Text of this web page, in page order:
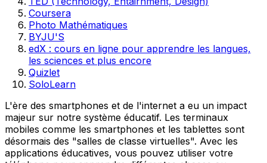
Coursera
Photo Mathématiques
BYJU'S
edX : cours en ligne pour apprendre les langues,
les sciences et plus encore
Quizlet
SoloLearn
L'ère des smartphones et de l'internet a eu un impact
majeur sur notre système éducatif. Les terminaux
mobiles comme les smartphones et les tablettes sont
désormais des "salles de classe virtuelles". Avec les
applications éducatives, vous pouvez utiliser votre